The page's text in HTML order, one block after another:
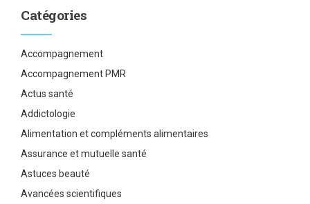
Catégories
Accompagnement
Accompagnement PMR
Actus santé
Addictologie
Alimentation et compléments alimentaires
Assurance et mutuelle santé
Astuces beauté
Avancées scientifiques